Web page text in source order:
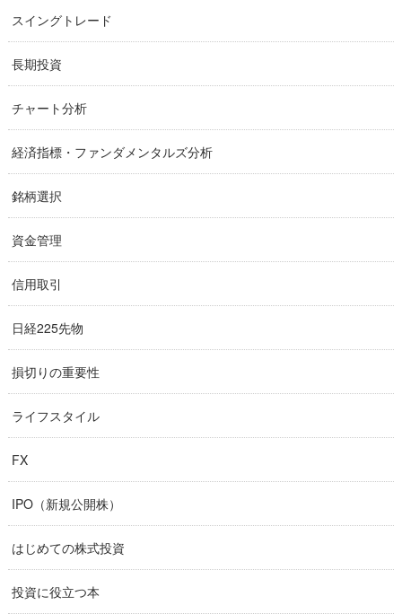
スイングトレード
長期投資
チャート分析
経済指標・ファンダメンタルズ分析
銘柄選択
資金管理
信用取引
日経225先物
損切りの重要性
ライフスタイル
FX
IPO（新規公開株）
はじめての株式投資
投資に役立つ本